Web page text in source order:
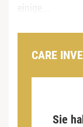
CARE
Sie